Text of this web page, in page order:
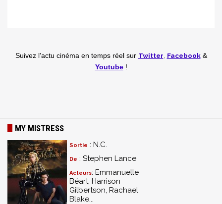
Suivez l'actu cinéma en temps réel sur Twitter Facebook&
Youtube!
MY MISTRESS
Sortie : N.C.
De : Stephen Lance
Acteurs: Emmanuelle
Béart, Harrison
Gilbertson, Rachael
Blake...